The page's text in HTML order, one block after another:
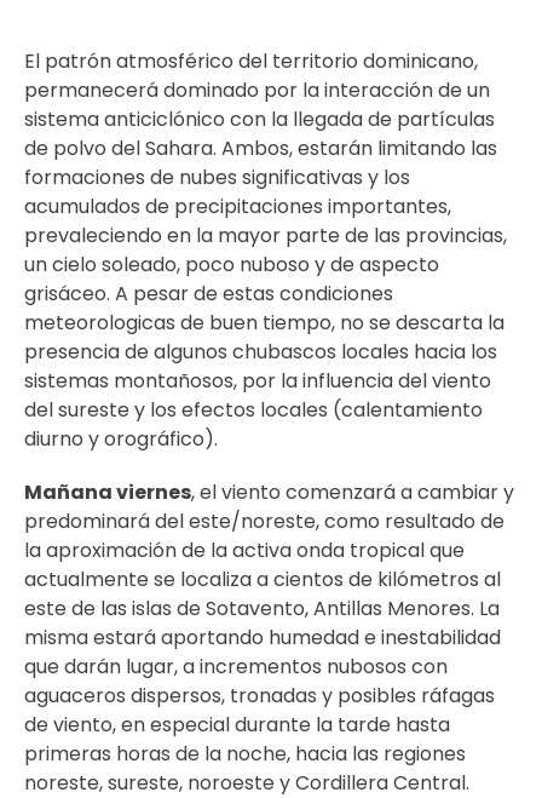
El patrón atmosférico del territorio dominicano,
permanecerá dominado por la interacción de un
sistema anticiclónico con la llegada de partículas
de polvo del Sahara. Ambos, estarán limitando las
formaciones de nubes significativas y los
acumulados de precipitaciones importantes,
prevaleciendo en la mayor parte de las provincias,
un cielo soleado, poco nuboso y de aspecto
grisáceo. A pesar de estas condiciones
meteorologicas de buen tiempo, no se descarta la
presencia de algunos chubascos locales hacia los
sistemas montañosos, por la influencia del viento
del sureste y los efectos locales (calentamiento
diurno y orográfico).
Mañanaviernes, el viento comenzará a cambiar y
predominará del este/noreste, como resultado de
la aproximación de la activa onda tropical que
actualmente se localiza a cientos de kilómetros al
este de las islas de Sotavento, Antillas Menores. La
misma estará aportando humedad e inestabilidad
que darán lugar, a incrementos nubosos con
aguaceros dispersos, tronadas y posibles ráfagas
de viento, en especial durante la tarde hasta
primeras horas de la noche, hacia las regiones
noreste, sureste, noroeste y Cordillera Central.